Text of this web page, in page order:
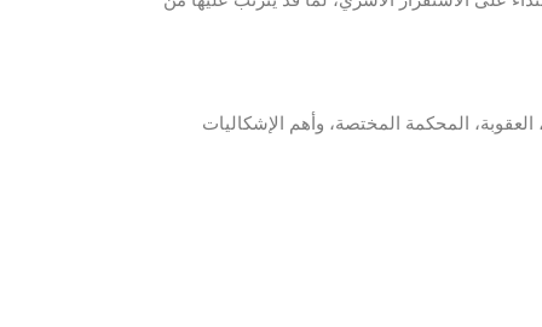
المحكمة المختصة، وأهم الإشكاليات